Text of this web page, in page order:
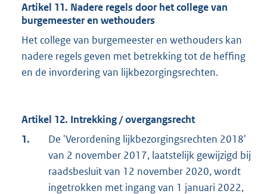
Artikel 11. Nadere regels door het college van
burgemeester en wethouders
Het college van burgemeester en wethouders kan
nadere regels geven met betrekking tot de heffing
en de invordering van lijkbezorgingsrechten.
Artikel 12. Intrekking / overgangsrecht
1.
De 'Verordening lijkbezorgingsrechten 2018'
van 2 november 2017, laatstelijk gewijzigd bij
raadsbesluit van 12 november 2020, wordt
ingetrokken met ingang van 1 januari 2022,